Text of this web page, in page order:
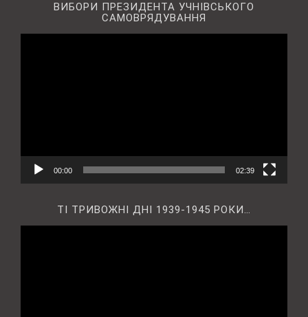
ВИБОРИ ПРЕЗИДЕНТА УЧНІВСЬКОГО
САМОВРЯДУВАННЯ
00:00 02:39
ТІ ТРИВОЖНІ ДНІ 1939-1945 РОКИ…